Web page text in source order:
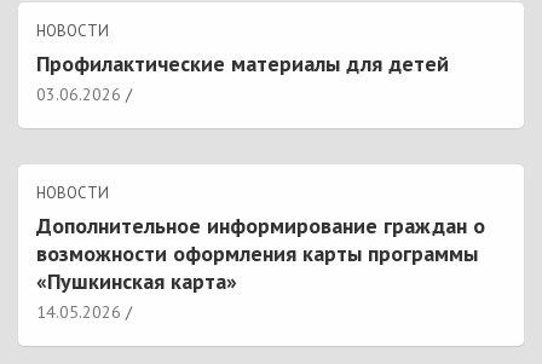
НОВОСТИ
Профилактические материалы для детей
03.06.2026
НОВОСТИ
Дополнительное информирование граждан о
возможности оформления карты программы
«Пушкинская карта»
14.05.2026